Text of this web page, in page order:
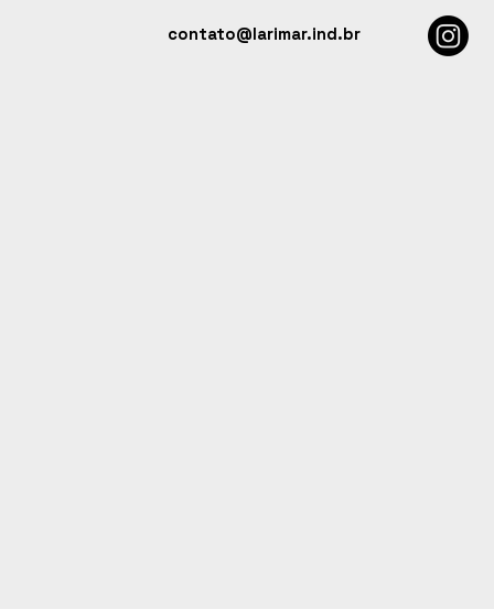
contato@larimar.ind.br